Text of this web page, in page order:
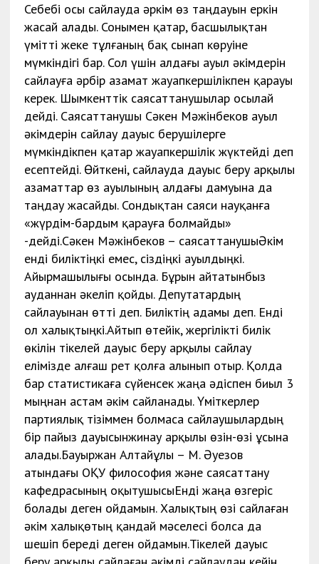
Себебі осы сайлауда әркім өз таңдауын еркін
жасай алады. Сонымен қатар, басшылықтан
үмітті жеке тұлғаның бақ сынап көруіне
мүмкіндігі бар. Сол үшін алдағы ауыл әкімдерін
сайлауға әрбір азамат жауапкершілікпен қарауы
керек. Шымкенттік саясаттанушылар осылай
дейді. Саясаттанушы Сәкен Мәжінбеков ауыл
әкімдерін сайлау дауыс берушілерге
мүмкіндікпен қатар жауапкершілік жүктейді деп
есептейді. Өйткені, сайлауда дауыс беру арқылы
азаматтар өз ауылының алдағы дамуына да
таңдау жасайды. Сондықтан саяси науқанға
«жүрдім-бардым қарауға болмайды»
-дейді.Сәкен Мәжінбеков – саясаттанушыӘкім
енді биліктіңкі емес, сіздіңкі ауылдыңкі.
Айырмашылығы осында. Бұрын айтатынбыз
ауданнан әкеліп қойды. Депутатардың
сайлауынан өтті деп. Биліктің адамы деп. Енді
ол халықтыңкі.Айтып өтейік, жергілікті билік
өкілін тікелей дауыс беру арқылы сайлау
елімізде алғаш рет қолға алынып отыр. Қолда
бар статистикаға сүйенсек жаңа әдіспен биыл 3
мыңнан астам әкім сайланады. Үміткерлер
партиялық тізіммен болмаса сайлаушылардың
бір пайыз дауысынжинау арқылы өзін-өзі ұсына
алады.Бауыржан Алтайұлы – М. Әуезов
атындағы ОҚУ философия және саясаттану
кафедрасының оқытушысыЕнді жаңа өзгеріс
болады деген ойдамын. Халықтың өзі сайлаған
әкім халықөтың қандай мәселесі болса да
шешіп береді деген ойдамын.Тікелей дауыс